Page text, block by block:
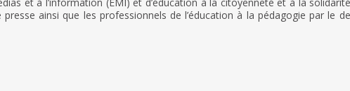
ainsi que les professionnels de l’éducation à la pédagogie par le